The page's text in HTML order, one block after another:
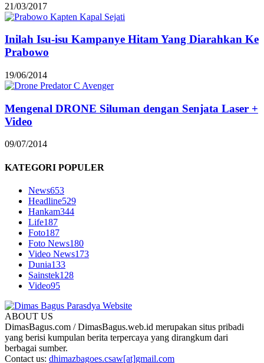
21/03/2017
Inilah Isu-isu Kampanye Hitam Yang Diarahkan Ke
Prabowo
19/06/2014
Mengenal DRONE Siluman dengan Senjata Laser +
Video
09/07/2014
KATEGORI POPULER
News653
Headline529
Hankam344
Life187
Foto187
Foto News180
Video News173
Dunia133
Sainstek128
Video95
ABOUT US
DimasBagus.com / DimasBagus.web.id merupakan situs pribadi
yang berisi kumpulan berita terpercaya yang dirangkum dari
berbagai sumber.
Contact us: dhimazbagoes.csaw[at]gmail.com